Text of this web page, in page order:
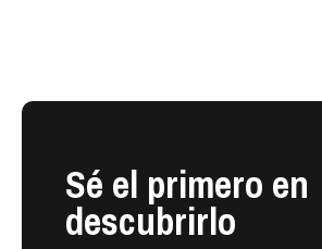
Sé el primero en
descubrirlo